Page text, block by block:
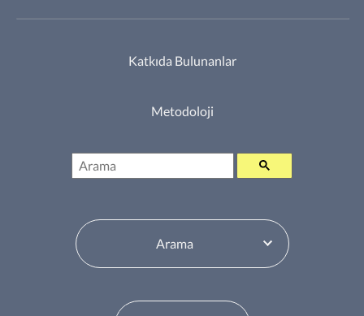
Katkıda Bulunanlar
Metodoloji
Arama
İçindekiler Tablosu Değiştiricisi